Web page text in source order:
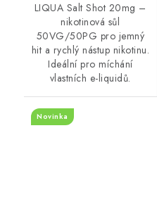
LIQUA Salt Shot 20mg –
nikotinová sůl
50VG/50PG pro jemný
hit a rychlý nástup nikotinu.
Ideální pro míchání
vlastních e-liquidů.
Novinka